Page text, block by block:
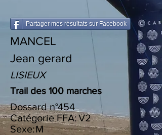
Partager mes résultats sur Facebook
MANCEL
Jean gerard
LISIEUX
Trail des 100 marches
Dossard n°454
Catégorie FFA:V2
Sexe:M